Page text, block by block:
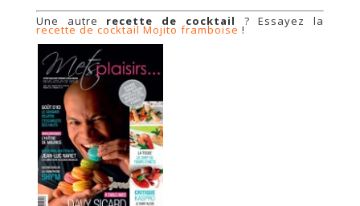
Une autre recette de cocktail ? Essayez la
recette de cocktail Mojito framboise !